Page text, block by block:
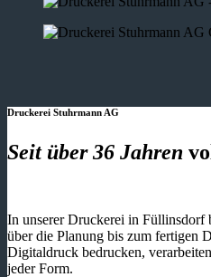
Druckerei Stuhrmann AG
Seit über 36 Jahren
In unserer Druckerei in Füllinsdorf
über die Planung bis zum fertigen
Digitaldruck bedrucken,
jeder Form.